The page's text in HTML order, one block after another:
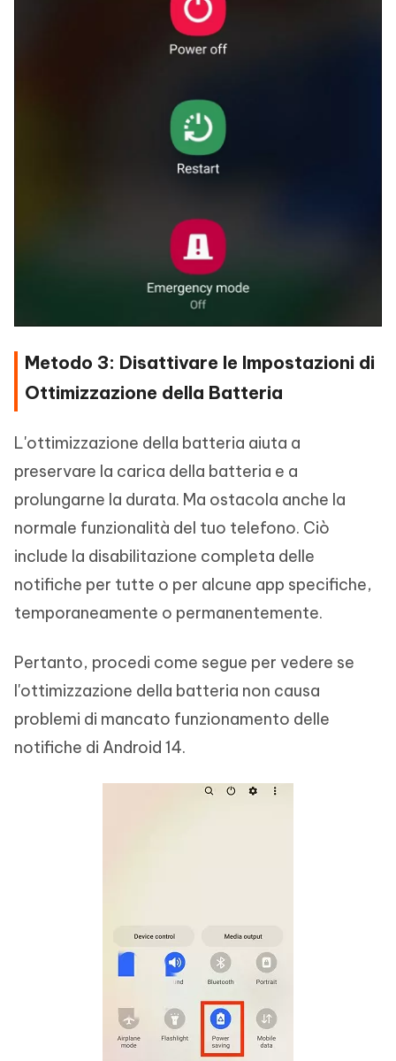
Metodo 3: Disattivare le Impostazioni di
Ottimizzazione della Batteria
L'ottimizzazione della batteria aiuta a
preservare la carica della batteria e a
prolungarne la durata. Ma ostacola anche la
normale funzionalità del tuo telefono. Ciò
include la disabilitazione completa delle
notifiche per tutte o per alcune app specifiche,
temporaneamente o permanentemente.
Pertanto, procedi come segue per vedere se
l'ottimizzazione della batteria non causa
problemi di mancato funzionamento delle
notifiche di Android 14.